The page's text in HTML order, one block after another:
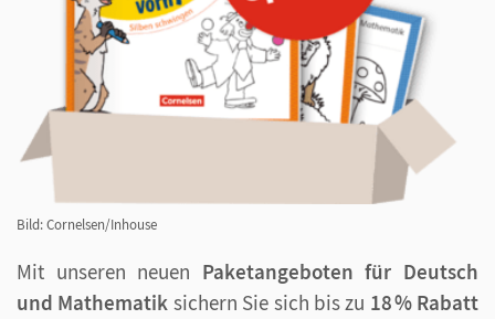
Bild: Cornelsen/Inhouse
Mit unseren neuen Paketangeboten für Deutsch
und Mathematik sichern Sie sich bis zu 18 % Rabatt